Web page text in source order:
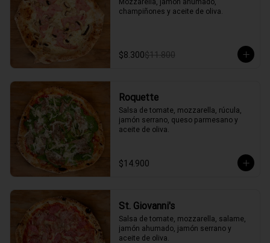
champiñones y aceite de oliva.
$8.300$11.800
Roquette
Salsa de tomate, mozzarella, rúcula,
jamón serrano, queso parmesano y
aceite de oliva.
$14.900
St. Giovanni's
Salsa de tomate, mozzarella, salame,
jamón ahumado, jamón serrano y
aceite de oliva.